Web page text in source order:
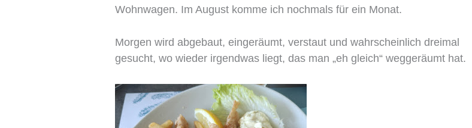
Wohnwagen. Im August komme ich nochmals für ein Monat.
Morgen wird abgebaut, eingeräumt, verstaut und wahrscheinlich dreimal
gesucht, wo wieder irgendwas liegt, das man „eh gleich“ weggeräumt hat.